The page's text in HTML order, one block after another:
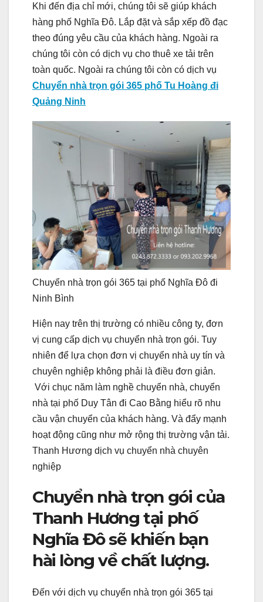
Khi đến địa chỉ mới, chúng tôi sẽ giúp khách
hàng phố Nghĩa Đô. Lắp đặt và sắp xếp đồ đạc
theo đúng yêu cầu của khách hàng. Ngoài ra
chúng tôi còn có dịch vụ cho thuê xe tải trên
toàn quốc. Ngoài ra chúng tôi còn có dịch vụ
Chuyển nhà trọn gói 365 phố Tu Hoàng đi
Quảng Ninh
Chuyển nhà trọn gói 365 tại phố Nghĩa Đô đi
Ninh Bình
Hiện nay trên thị trường có nhiều công ty, đơn
vị cung cấp dịch vụ chuyển nhà trọn gói. Tuy
nhiên để lựa chọn đơn vị chuyển nhà uy tín và
chuyên nghiệp không phải là điều đơn giản.
Với chục năm làm nghề chuyển nhà, chuyển
nhà tại phố Duy Tân đi Cao Bằng hiểu rõ nhu
cầu vận chuyển của khách hàng. Và đẩy mạnh
hoạt động cũng như mở rộng thị trường vận tải.
Thanh Hương dịch vụ chuyển nhà chuyên
nghiệp
Chuyển nhà trọn gói của
Thanh Hương tại phố
Nghĩa Đô sẽ khiến bạn
hài lòng về chất lượng.
Đến với dịch vụ chuyển nhà trọn gói 365 tại